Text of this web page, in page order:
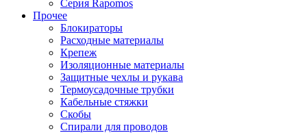
Серия Rapomos
Прочее
Блокираторы
Расходные материалы
Крепеж
Изоляционные материалы
Защитные чехлы и рукава
Термоусадочные трубки
Кабельные стяжки
Скобы
Спирали для проводов